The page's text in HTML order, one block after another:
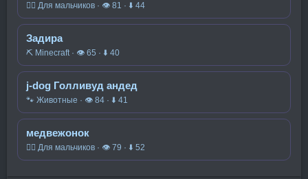
🧍‍♂️ Для мальчиков · 👁 81 · ⬇ 44
Задира
⛏️ Minecraft · 👁 65 · ⬇ 40
j-dog Голливуд андед
🐾 Животные · 👁 84 · ⬇ 41
медвежонок
🧍‍♂️ Для мальчиков · 👁 79 · ⬇ 52